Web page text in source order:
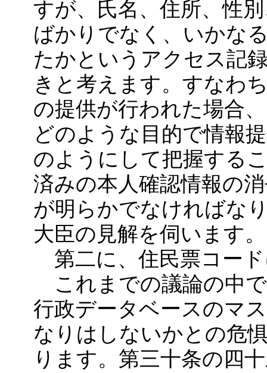
すが、氏名、住所、性
ばかりでなく、いかな
たかというアクセス記
きと考えます。すなわ
の提供が行われた場合
どのような目的で情報
のようにして把握する
済みの本人確認情報の
が明らかでなければな
大臣の見解を伺います。
第二に、住民票コー
これまでの議論の中
行政データベースのマ
なりはしないかとの危
ります。第三十条の四